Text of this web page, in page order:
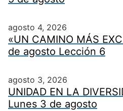
agosto 4, 2026
«UN CAMINO MÁS
de agosto Lección 6
agosto 3, 2026
UNIDAD EN LA
Lunes 3 de agosto